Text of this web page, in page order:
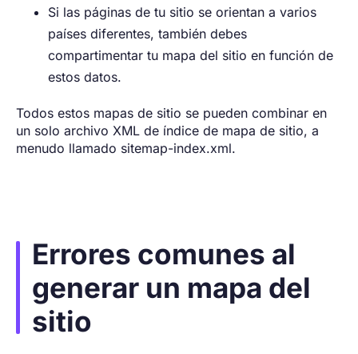
Si las páginas de tu sitio se orientan a varios
países diferentes, también debes
compartimentar tu mapa del sitio en función de
estos datos.
Todos estos mapas de sitio se pueden combinar en
un solo archivo XML de índice de mapa de sitio, a
menudo llamado sitemap-index.xml.
Errores comunes al
generar un mapa del
sitio